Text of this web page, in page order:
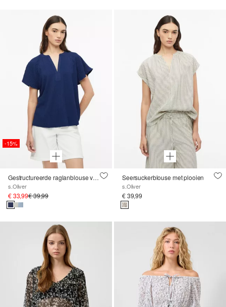
-15%
Gestructureerde raglanblouse van een viscosemix
s.Oliver
€ 33,99€ 39,99
Seersuckerblouse met plooien
s.Oliver
€ 39,99